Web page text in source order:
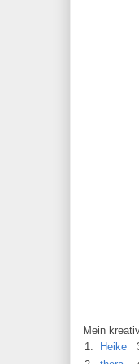
Mein
1.
Heike